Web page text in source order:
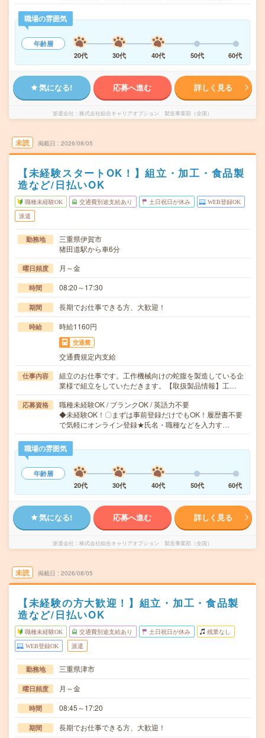
職場の雰囲気
年齢層
20代
30代 40代 50代 60代
気になる! 応募へ進む 詳しく見る
派遣会社 株式会社綜合キャリアオプション 製造事業部（全国）
未読 掲載日 2026/08/05
【未経験スタートOK！】組立・加工・食品製
造など/日払いOK
職種未経験OK 交通費別途支給あり 土日祝日が休み WEB登録OK
派遣
勤務地
三重県伊賀市
猪田道駅から車6分
曜日頻度 月～金
時間 08:20～17:30
期間 長期でお仕事できる方、大歓迎！
時給 時給1160円
交通費
交通費規定内支給
仕事内容
組立のお仕事です。工作機械向けの蛇腹を製造している企
業様で組立をしていただきます。【取扱製品情報】工…
応募資格
職種未経験OK / ブランクOK / 英語力不要
◆未経験OK！〇まずは事前登録だけでもOK！履歴書不要
で気軽にオンライン登録★氏名・職種などを入力す…
職場の雰囲気
年齢層
20代
30代 40代 50代 60代
気になる! 応募へ進む 詳しく見る
派遣会社 株式会社綜合キャリアオプション 製造事業部（全国）
未読 掲載日 2026/08/05
【未経験の方大歓迎！】組立・加工・食品製
造など/日払いOK
職種未経験OK 交通費別途支給あり 土日祝日が休み 残業なし
WEB登録OK 派遣
勤務地 三重県津市
曜日頻度 月～金
時間 08:45～17:20
期間 長期でお仕事できる方、大歓迎！